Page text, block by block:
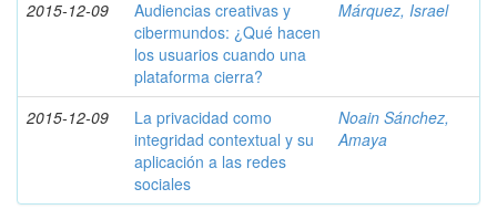
2015-12-09
Audiencias creativas y
cibermundos: ¿Qué hacen
los usuarios cuando una
plataforma cierra?
Márquez, Israel
2015-12-09
La privacidad como
integridad contextual y su
aplicación a las redes
sociales
Noain Sánchez,
Amaya